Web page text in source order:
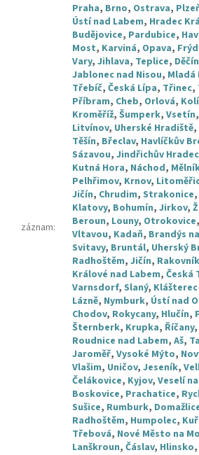
záznam:
Praha, Brno, Ostrava,
Ústí nad Labem, Hradec
Budějovice, Pardubice,
Most, Karviná, Opava,
Vary, Jihlava, Teplice, Děčín
Jablonec nad Nisou, Mladá
Třebíč, Česká Lípa, Třinec,
Příbram, Cheb, Orlová,
Kroměříž, Šumperk, Vsetín,
Litvínov, Uherské Hradiště,
Těšín, Břeclav, Havlíčkův
Sázavou, Jindřichův Hradec
Kutná Hora, Náchod,
Pelhřimov, Krnov,
Jičín, Chrudim, Strakonice,
Klatovy, Bohumín, Jirkov,
Beroun, Louny, Otrokovice,
Vltavou, Kadaň, Brandýs
Svitavy, Bruntál, Uherský
Radhoštěm, Jičín, Rakovník
Králové nad Labem, Česká
Varnsdorf, Slaný,
Lázně, Nymburk, Ústí nad
Chodov, Rokycany, Hlučín,
Šternberk, Krupka, Říčany,
Roudnice nad Labem, Aš,
Jaroměř, Vysoké Mýto,
Vlašim, Uničov, Jeseník,
Čelákovice, Kyjov, Veselí
Boskovice, Prachatice,
Sušice, Rumburk,
Radhoštěm, Humpolec,
Třebová, Nové Město na
Lanškroun, Čáslav, Hlinsko,